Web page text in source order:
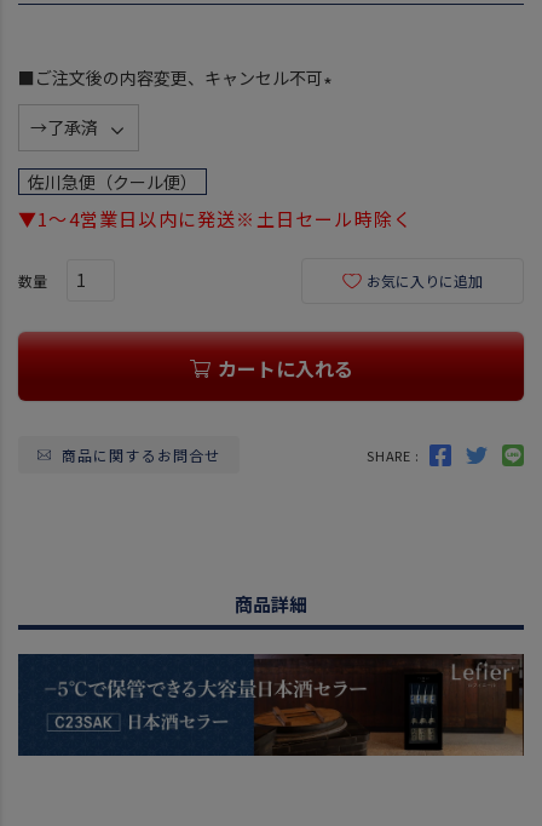
■ご注文後の内容変更、キャンセル不可
佐川急便（クール便）
▼1～4営業日以内に発送※土日セール時除く
お気に入りに追加
カートに入れる
商品に関するお問合せ SHARE :
商品詳細